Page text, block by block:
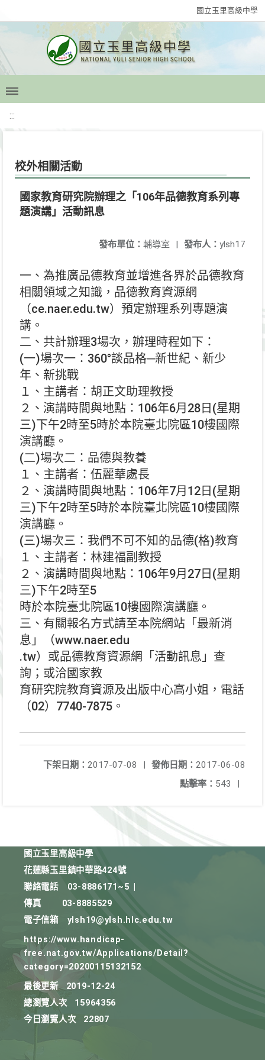
國立玉里高級中學
:::
校外相關活動
國家教育研究院辦理之「106年品德教育系列專
題演講」活動訊息
發布人： ylsh17
發布單位： 輔導室 |
一、為推廣品德教育並增進各界於品德教育
相關領域之知識，品德教育資源網
（ce.naer.edu.tw）預定辦理系列專題演
講。
二、共計辦理3場次，辦理時程如下：
(一)場次一：360°談品格─新世紀、新少
年、新挑戰
１、主講者：胡正文助理教授
２、演講時間與地點：106年6月28日(星期
三)下午2時至5時於本院臺北院區10樓國際
演講廳。
(二)場次二：品德與教養
１、主講者：伍麗華處長
２、演講時間與地點：106年7月12日(星期
三)下午2時至5時於本院臺北院區10樓國際
演講廳。
(三)場次三：我們不可不知的品德(格)教育
１、主講者：林建福副教授
２、演講時間與地點：106年9月27日(星期
三)下午2時至5
時於本院臺北院區10樓國際演講廳。
三、有關報名方式請至本院網站「最新消
息」（www.naer.edu
.tw）或品德教育資源網「活動訊息」查
詢；或洽國家教
育研究院教育資源及出版中心高小姐，電話
（02）7740-7875。
發佈日期： 2017-06-08
下架日期： 2017-07-08
|
點擊率： 543 |
國立玉里高級中學
花蓮縣玉里鎮中華路424號
聯絡電話
03-8886171~5
傳真
03-8885529
電子信箱
ylsh19@ylsh.hlc.edu.tw
https://www.handicap-
free.nat.gov.tw/Applications/Detail?
category=20200115132152
最後更新
2019-12-24
總瀏覽人次
15964356
今日瀏覽人次
22807